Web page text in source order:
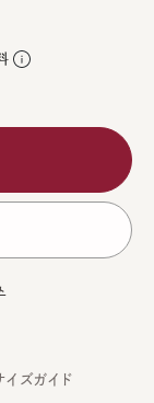
イズガイド